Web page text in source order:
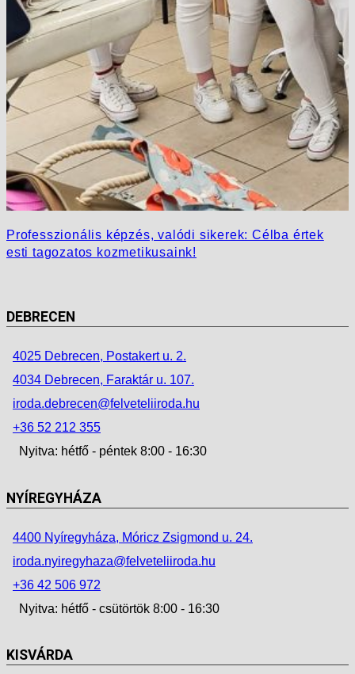
Professzionális képzés, valódi sikerek: Célba értek
esti tagozatos kozmetikusaink!
DEBRECEN
4025 Debrecen, Postakert u. 2.
4034 Debrecen, Faraktár u. 107.
iroda.debrecen@felveteliiroda.hu
+36 52 212 355
Nyitva: hétfő - péntek 8:00 - 16:30
NYÍREGYHÁZA
4400 Nyíregyháza, Móricz Zsigmond u. 24.
iroda.nyiregyhaza@felveteliiroda.hu
+36 42 506 972
Nyitva: hétfő - csütörtök 8:00 - 16:30
KISVÁRDA